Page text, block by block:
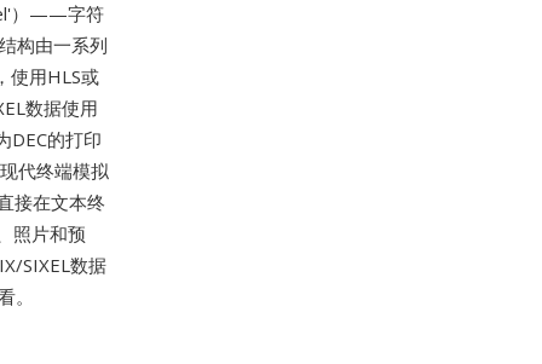
）——字符
构由一系列
使用HLS或
数据使用
DEC的打印
代终端模拟
接在文本终
照片和预
SIXEL数据